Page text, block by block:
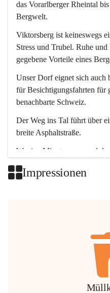
das Vorarlberger Rheintal
Bergwelt.
Viktorsberg ist keineswegs
Stress und Trubel. Ruhe
gegebene Vorteile eines
Unser Dorf eignet sich auch
für Besichtigungsfahrten für
benachbarte Schweiz.
Der Weg ins Tal führt über
breite Asphaltstraße.
Wenige Minuten nur, und
Impressionen